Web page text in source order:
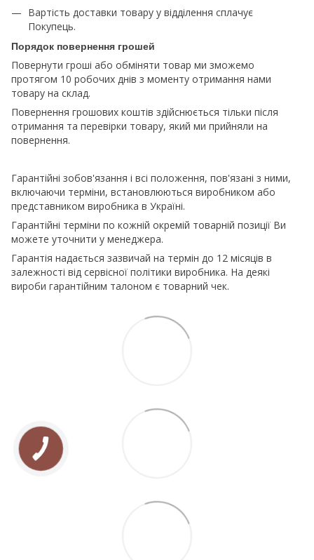
Вартість доставки товару у відділення сплачує
Покупець.
Порядок повернення грошей
Повернути гроші або обміняти товар ми зможемо
протягом 10 робочих днів з моменту отримання нами
товару на склад.
Повернення грошових коштів здійснюється тільки після
отримання та перевірки товару, який ми прийняли на
повернення.
Гарантійні зобов'язання і всі положення, пов'язані з ними,
включаючи терміни, встановлюються виробником або
представником виробника в Україні.
Гарантійні терміни по кожній окремій товарній позиції Ви
можете уточнити у менеджера.
Гарантія надається зазвичай на термін до 12 місяців в
залежності від сервісної політики виробника. На деякі
вироби гарантійним талоном є товарний чек.